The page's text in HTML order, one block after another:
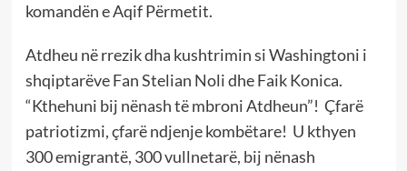
komandën e Aqif Përmetit.
Atdheu në rrezik dha kushtrimin si Washingtoni i
shqiptarëve Fan Stelian Noli dhe Faik Konica.
“Kthehuni bij nënash të mbroni Atdheun”! Çfarë
patriotizmi, çfarë ndjenje kombëtare! U kthyen
300 emigrantë, 300 vullnetarë, bij nënash